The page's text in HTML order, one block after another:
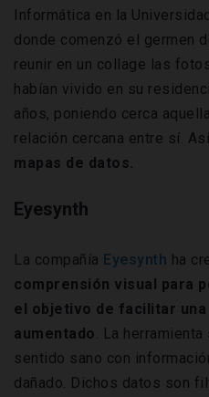
Informática en la
donde comenzó el germen
reunir en un collage las
habían vivido en su
años, poniendo cerca
relación cercana entre sí.
mapas de datos.
Eyesynth
La compañía Eyesynth ha
comprensión visual para
el objetivo de facilitar
aumentado. La
sentido sano con
dañado. Dichos datos son